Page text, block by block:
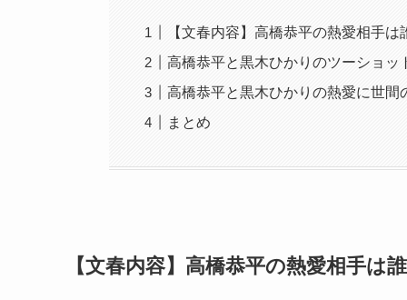
【文春内容】高橋恭平の熱愛相手は
高橋恭平と黒木ひかりのツーショッ
高橋恭平と黒木ひかりの熱愛に世間
まとめ
【文春内容】高橋恭平の熱愛相手は